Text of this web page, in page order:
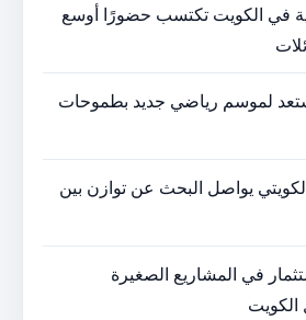
في الكويت تكتسب حضورًا أوسع
تستعد لموسم رياضي جديد بطموحات
يواصل البحث عن توازن بين
في المشاريع الصغيرة